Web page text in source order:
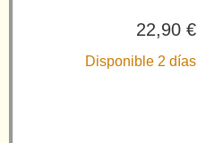
22,90 €
Disponible 2 días